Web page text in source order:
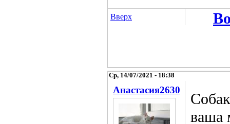
Вверх
Ср, 14/07/2021 - 18:38
Анастасия2630
ваша